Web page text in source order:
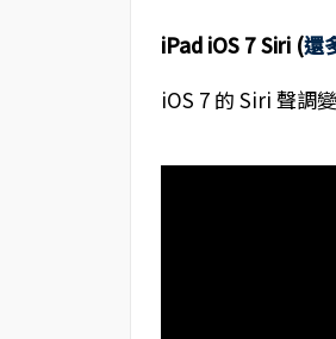
iPad iOS 7 Siri (還
iOS 7 的 Siri 聲調